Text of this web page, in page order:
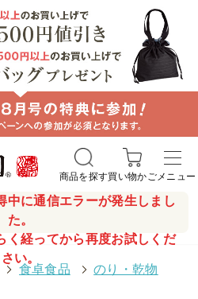
中に通信エラーが発生しまし
た。
く経ってから再度お試しくだ
さい。
商品を探す買い物かごメニュー
> 食卓食品 > のり・乾物